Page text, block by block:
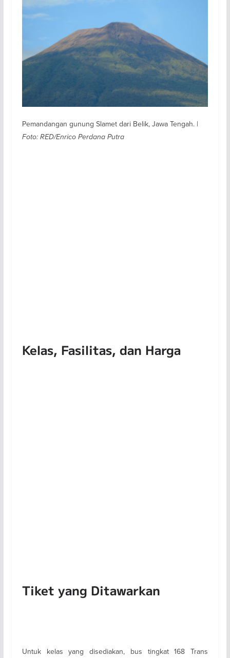
Pemandangan gunung Slamet dari Belik, Jawa Tengah. |
Foto: RED/Enrico Perdana Putra
Kelas, Fasilitas, dan Harga
Tiket yang Ditawarkan
Untuk kelas yang disediakan, bus tingkat 168 Trans